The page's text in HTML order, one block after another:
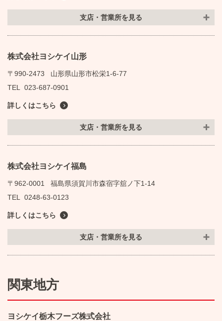
支店・営業所を見る
株式会社ヨシケイ山形
〒990-2473
山形県山形市松栄1-6-77
TEL
023-687-0901
詳しくはこちら
支店・営業所を見る
株式会社ヨシケイ福島
〒962-0001
福島県須賀川市森宿字舘ノ下1-14
TEL
0248-63-0123
詳しくはこちら
支店・営業所を見る
関東地方
ヨシケイ栃木フーズ株式会社